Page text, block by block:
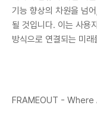
기능 향상의 차원을 넘
될 것입니다. 이는 사용
방식으로 연결되는 미
FRAMEOUT - Where